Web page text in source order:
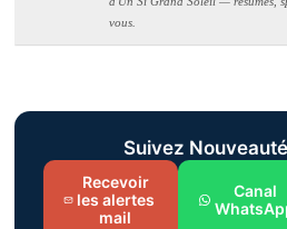
vous.
Suivez
Recevoir
les alertes
mail
Canal